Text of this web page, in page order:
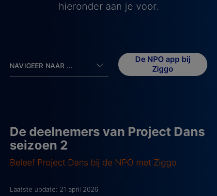
hieronder aan je voor.
NAVIGEER NAAR ...
De NPO app bij
Ziggo
De deelnemers van Project Dans
seizoen 2
Beleef Project Dans bij de NPO met Ziggo
Laatste update: 21 april 2026